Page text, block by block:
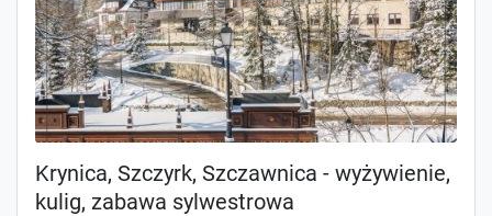
Krynica, Szczyrk, Szczawnica - wyżywienie,
kulig, zabawa sylwestrowa